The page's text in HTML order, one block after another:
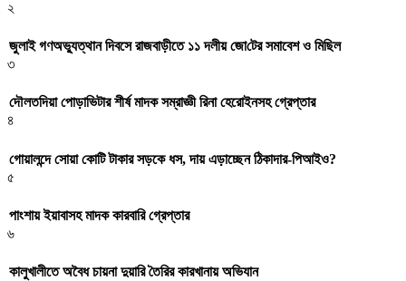
২
জুলাই গণঅভ্যুত্থান দিবসে রাজবাড়ীতে ১১ দলীয় জো‌টের সমাবেশ ও মি‌ছিল
৩
দৌলতদিয়া পোড়াভিটার শীর্ষ মাদক সম্রাজ্ঞী রিনা হেরোইনসহ গ্রেপ্তার
৪
গোয়ালন্দে সোয়া কোটি টাকার সড়কে ধস, দায় এড়াচ্ছেন ঠিকাদার-পিআইও?
৫
পাংশায় ইয়াবাসহ মাদক কারবারি গ্রেপ্তার
৬
কালুখালীতে অবৈধ চায়না দুয়ারি তৈরির কারখানায় অভিযান